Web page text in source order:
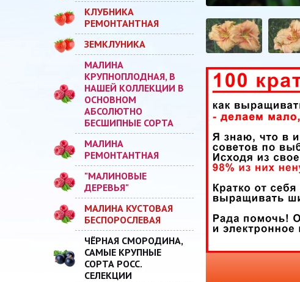
КЛУБНИКА
РЕМОНТАНТНАЯ
ЗЕМКЛУНИКА
МАЛИНА
КРУПНОПЛОДНАЯ, В
НАШЕЙ КОЛЛЕКЦИИ В
ОСНОВНОМ
АБСОЛЮТНО
БЕСШИПНЫЕ СОРТА
МАЛИНА
РЕМОНТАНТНАЯ
"МАЛИНОВЫЕ
ДЕРЕВЬЯ"
МАЛИНА КУСТОВАЯ
БЕСПОРОСЛЕВАЯ
ЧЁРНАЯ СМОРОДИНА,
САМЫЕ КРУПНЫЕ
СОРТА РОСС.
СЕЛЕКЦИИ